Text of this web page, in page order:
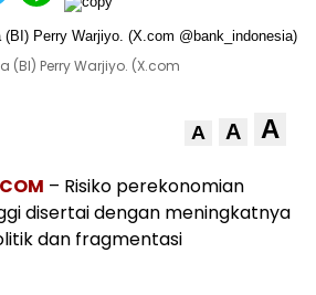
(BI) Perry Warjiyo. (X.com
A A A
– Risiko perekonomian
disertai dengan meningkatnya
dan fragmentasi